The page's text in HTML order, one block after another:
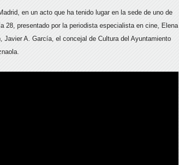
en un acto que ha tenido lugar en la sede de uno de
presentado por la periodista especialista en cine, Elena
A. García, el concejal de Cultura del Ayuntamiento